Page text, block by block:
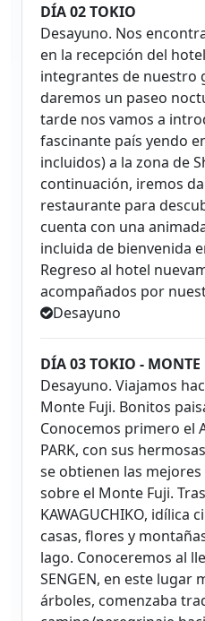
DÍA 02 TOKIO
Desayuno. Nos
en la recepción del
integrantes de nuestro
daremos un paseo
tarde nos vamos a
fascinante país yendo
incluidos) a la zona de
continuación, iremos
restaurante para
cuenta con una
incluida de bienvenida
Regreso al hotel
acompañados por
Desayuno
DÍA 03 TOKIO - MONTE
Desayuno. Viajamos
Monte Fuji. Bonitos
Conocemos primero el
PARK, con sus
se obtienen las
sobre el Monte Fuji.
KAWAGUCHIKO, idílica
casas, flores y
lago. Conoceremos al
SENGEN, en este lugar
árboles, comenzaba